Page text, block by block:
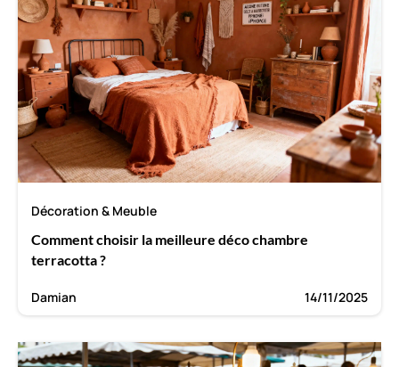
Décoration & Meuble
Comment choisir la meilleure déco chambre
terracotta ?
Damian 14/11/2025